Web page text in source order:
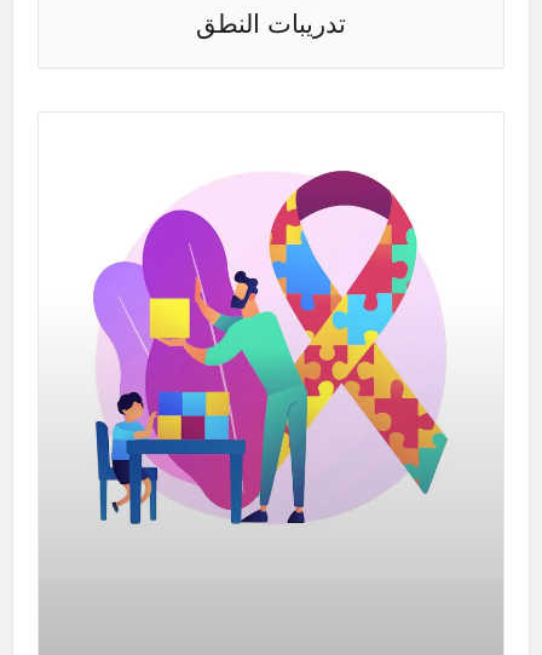
تدريبات النطق